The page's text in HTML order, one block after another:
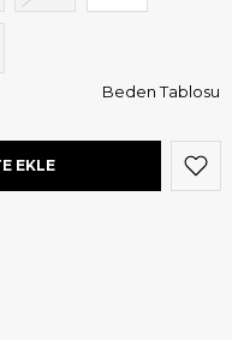
Beden Tablosu